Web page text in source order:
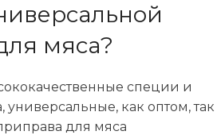
мяса?
специи и
как оптом, так
для мяса